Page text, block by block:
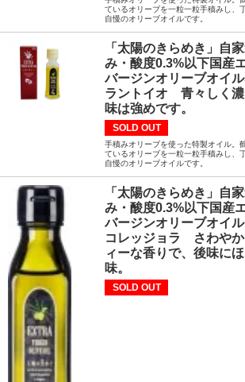
ているオリーブを一粒一粒手積みし、
自慢のオリーブオイルです。
「太陽のきらめき」自
み・酸度0.3%以下国産
バージンオリーブオイ
ラントイオ 青々しく
味は強めです。
SOLD OUT
手積みオリーブを使った特製オイル。
ているオリーブを一粒一粒手積みし、
自慢のオリーブオイルです。
「太陽のきらめき」自
み・酸度0.3%以下国産
バージンオリーブオ
コレッジョラ さわや
ィーな香りで、後味に
味。
SOLD OUT